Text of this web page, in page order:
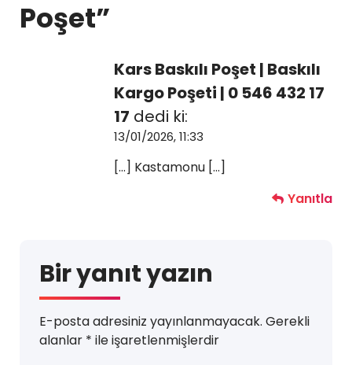
Poşet”
Kars Baskılı Poşet | Baskılı
Kargo Poşeti | 0 546 432 17
17 dedi ki:
13/01/2026, 11:33
[…] Kastamonu […]
Yanıtla
Bir yanıt yazın
E-posta adresiniz yayınlanmayacak. Gerekli
alanlar * ile işaretlenmişlerdir